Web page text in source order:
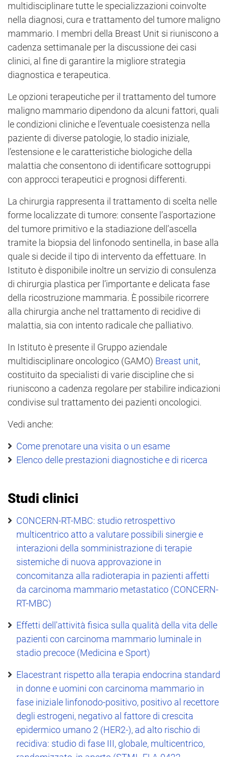
multidisciplinare tutte le specializzazioni coinvolte
nella diagnosi, cura e trattamento del tumore maligno
mammario. I membri della Breast Unit si riuniscono a
cadenza settimanale per la discussione dei casi
clinici, al fine di garantire la migliore strategia
diagnostica e terapeutica.
Le opzioni terapeutiche per il trattamento del tumore
maligno mammario dipendono da alcuni fattori, quali
le condizioni cliniche e l’eventuale coesistenza nella
paziente di diverse patologie, lo stadio iniziale,
l’estensione e le caratteristiche biologiche della
malattia che consentono di identificare sottogruppi
con approcci terapeutici e prognosi differenti.
La chirurgia rappresenta il trattamento di scelta nelle
forme localizzate di tumore: consente l’asportazione
del tumore primitivo e la stadiazione dell’ascella
tramite la biopsia del linfonodo sentinella, in base alla
quale si decide il tipo di intervento da effettuare. In
Istituto è disponibile inoltre un servizio di consulenza
di chirurgia plastica per l’importante e delicata fase
della ricostruzione mammaria. È possibile ricorrere
alla chirurgia anche nel trattamento di recidive di
malattia, sia con intento radicale che palliativo.
In Istituto è presente il Gruppo aziendale
multidisciplinare oncologico (GAMO) Breast unit,
costituito da specialisti di varie discipline che si
riuniscono a cadenza regolare per stabilire indicazioni
condivise sul trattamento dei pazienti oncologici.
Vedi anche:
Come prenotare una visita o un esame
Elenco delle prestazioni diagnostiche e di ricerca
Studi clinici
CONCERN-RT-MBC: studio retrospettivo
multicentrico atto a valutare possibili sinergie e
interazioni della somministrazione di terapie
sistemiche di nuova approvazione in
concomitanza alla radioterapia in pazienti affetti
da carcinoma mammario metastatico (CONCERN-
RT-MBC)
Effetti dell'attività fisica sulla qualità della vita delle
pazienti con carcinoma mammario luminale in
stadio precoce (Medicina e Sport)
Elacestrant rispetto alla terapia endocrina standard
in donne e uomini con carcinoma mammario in
fase iniziale linfonodo-positivo, positivo al recettore
degli estrogeni, negativo al fattore di crescita
epidermico umano 2 (HER2-), ad alto rischio di
recidiva: studio di fase III, globale, multicentrico,